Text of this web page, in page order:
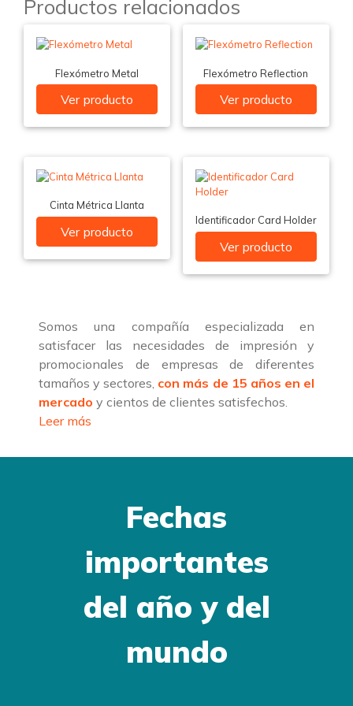
Productos relacionados
Flexómetro Metal
Ver producto
Flexómetro Reflection
Ver producto
Cinta Métrica Llanta
Ver producto
Identificador Card Holder
Ver producto
Somos una compañía especializada en
satisfacer las necesidades de impresión y
promocionales de empresas de diferentes
tamaños y sectores, con más de 15 años en el
mercado y cientos de clientes satisfechos.
Leer más
Fechas
importantes
del año y del
mundo